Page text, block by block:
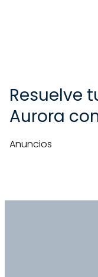
Resuelve
Aurora
Anuncios